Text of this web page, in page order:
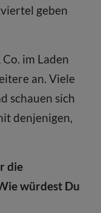
geben
im Laden
an. Viele
schauen sich
denjenigen,
die
würdest Du